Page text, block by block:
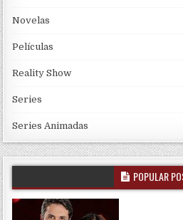
Novelas
Películas
Reality Show
Series
Series Animadas
POPULAR